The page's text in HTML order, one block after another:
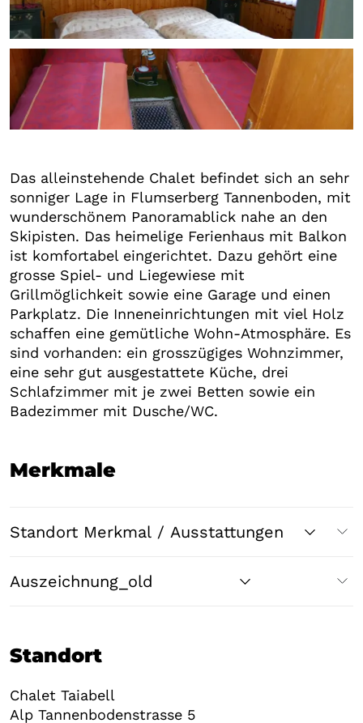
Das alleinstehende Chalet befindet sich an sehr
sonniger Lage in Flumserberg Tannenboden, mit
wunderschönem Panoramablick nahe an den
Skipisten. Das heimelige Ferienhaus mit Balkon
ist komfortabel eingerichtet. Dazu gehört eine
grosse Spiel- und Liegewiese mit
Grillmöglichkeit sowie eine Garage und einen
Parkplatz. Die Inneneinrichtungen mit viel Holz
schaffen eine gemütliche Wohn-Atmosphäre. Es
sind vorhanden: ein grosszügiges Wohnzimmer,
eine sehr gut ausgestattete Küche, drei
Schlafzimmer mit je zwei Betten sowie ein
Badezimmer mit Dusche/WC.
Merkmale
Standort Merkmal / Ausstattungen
Auszeichnung_old
Standort
Chalet Taiabell
Alp Tannenbodenstrasse 5